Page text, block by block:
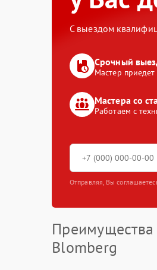
С выездом
Срочный
Мастер
Мастера со
Работаем с
Отправляя, Вы
Преимущества
Blomberg